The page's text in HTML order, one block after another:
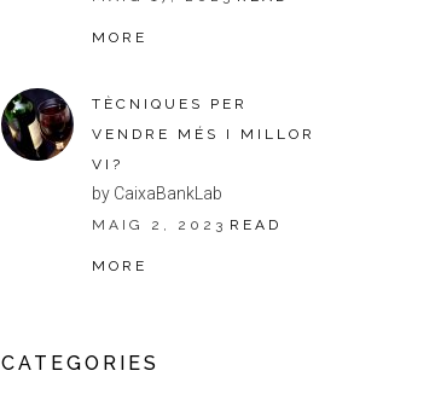
MORE
TÈCNIQUES PER
VENDRE MÉS I MILLOR
VI?
by CaixaBankLab
MAIG 2, 2023 READ
MORE
CATEGORIES